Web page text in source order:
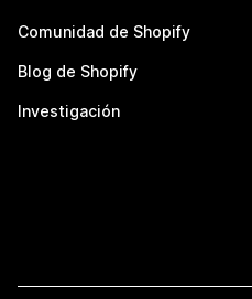
Comunidad de Shopify
Blog de Shopify
Investigación